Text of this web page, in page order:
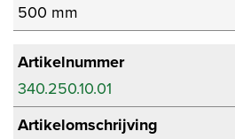
500 mm
Artikelnummer
340.250.10.01
Artikelomschrijving